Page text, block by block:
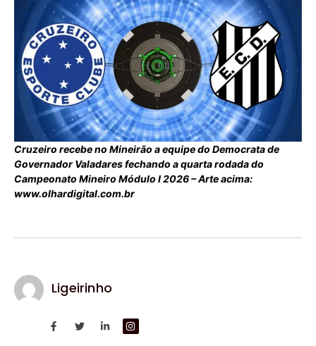
Cruzeiro recebe no Mineirão a equipe do Democrata de
Governador Valadares fechando a quarta rodada do
Campeonato Mineiro Módulo I 2026 – Arte acima:
www.olhardigital.com.br
Ligeirinho